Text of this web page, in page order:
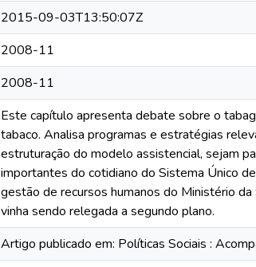
2015-09-03T13:50:07Z
2008-11
2008-11
Este capítulo apresenta debate sobre o
tabaco. Analisa programas e estratégias
estruturação do modelo assistencial, sejam
importantes do cotidiano do Sistema Único
gestão de recursos humanos do Ministério
vinha sendo relegada a segundo plano.
Artigo publicado em: Políticas Sociais :